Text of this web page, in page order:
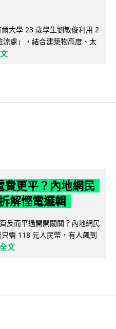
爾大學 23 歲學生劉敏俊利用 2
處」，結合建築物高度、太
更平？內地網民
解慳電邏輯
反而平過開開關關？內地網民
需 118 元人民幣，有人飆到
文